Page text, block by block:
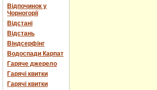
Відпочинок у
Чорногорії
Відстані
Відстань
Віндсерфінг
Водоспади Карпат
Гаряче джерело
Гарячі квитки
Гарячі квитки